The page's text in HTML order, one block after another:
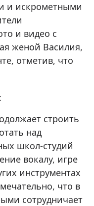
и искрометными
и видео с
женой Василия,
отметив, что
строить
над
школ-студий
вокалу, игре
инструментах
что в
сотрудничает